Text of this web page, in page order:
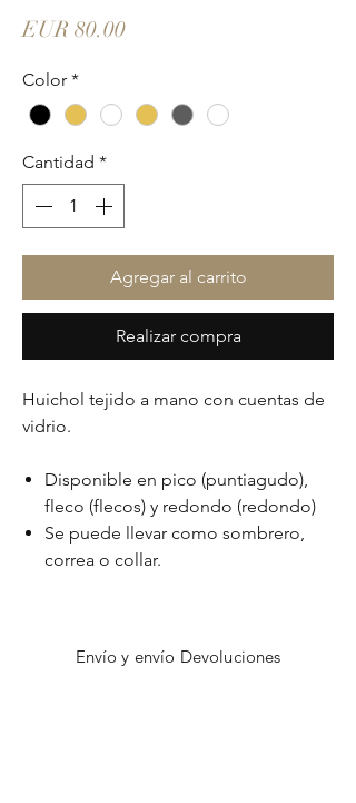
EUR 80.00Precio
Color *
Cantidad *
Agregar al carrito
Realizar compra
Huichol tejido a mano con cuentas de
vidrio.
Disponible en pico (puntiagudo),
fleco (flecos) y redondo (redondo)
Se puede llevar como sombrero,
correa o collar.
Envío y envío Devoluciones